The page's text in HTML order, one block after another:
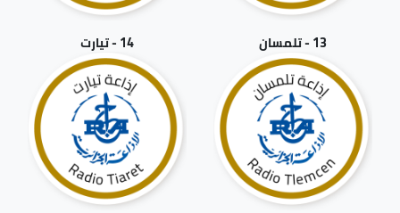
13 - تلمسان 14 - تيارت